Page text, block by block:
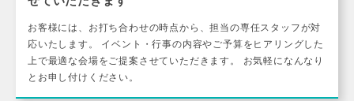
お客様には、お打ち合わせの時点から、担当の専任スタッフが対
応いたします。 イベント・行事の内容やご予算をヒアリングした
上で最適な会場をご提案させていただきます。 お気軽になんなり
とお申し付けください。